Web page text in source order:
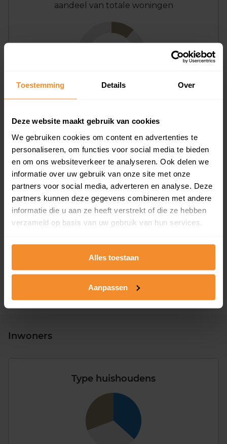
Toestemming Details Over
Deze website maakt gebruik van cookies
We gebruiken cookies om content en advertenties te
personaliseren, om functies voor social media te bieden
en om ons websiteverkeer te analyseren. Ook delen we
informatie over uw gebruik van onze site met onze
partners voor social media, adverteren en analyse. Deze
partners kunnen deze gegevens combineren met andere
informatie die u aan ze heeft verstrekt of die ze hebben
verzameld op basis van uw gebruik van hun services.
Alles toestaan
Aanpassen
aandeel van totale woningen
T/m 1945
13%
2008 of later
6%
Inwoners
Type huishoudens